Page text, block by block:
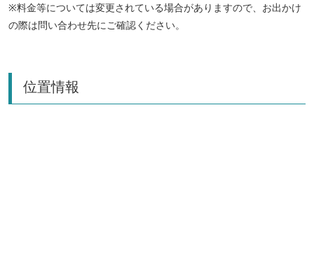
※料金等については変更されている場合がありますので、お出かけ
の際は問い合わせ先にご確認ください。
位置情報